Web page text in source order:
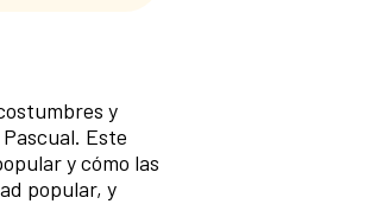
y
Este
y cómo las
popular, y